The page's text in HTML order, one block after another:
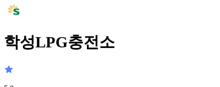
학성LPG충전소